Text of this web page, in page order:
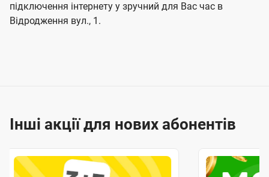
підключення інтернету у зручний для Вас час в
Відродження вул., 1.
Інші акції для нових абонентів